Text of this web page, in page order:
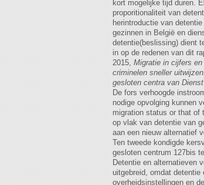
Migratie in cijfers
criminelen sneller
gesloten centra van
De fors verhoogde
nodige opvolging kunnen
migration status or that of
op vlak van detentie van
aan een nieuw alternatief
Ten tweede kondigde
gesloten centrum 127bis
Detentie en alternatieven
uitgebreid, omdat
overheidsinstellingen en